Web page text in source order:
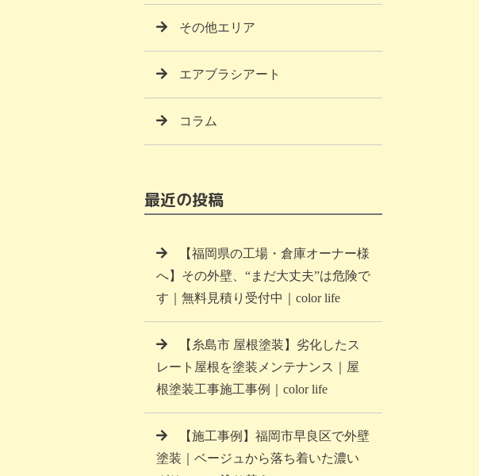
その他エリア
エアブラシアート
コラム
最近の投稿
【福岡県の工場・倉庫オーナー様
へ】その外壁、“まだ大丈夫”は危険で
す｜無料見積り受付中｜color life
【糸島市 屋根塗装】劣化したス
レート屋根を塗装メンテナンス｜屋
根塗装工事施工事例｜color life
【施工事例】福岡市早良区で外壁
塗装｜ベージュから落ち着いた濃い